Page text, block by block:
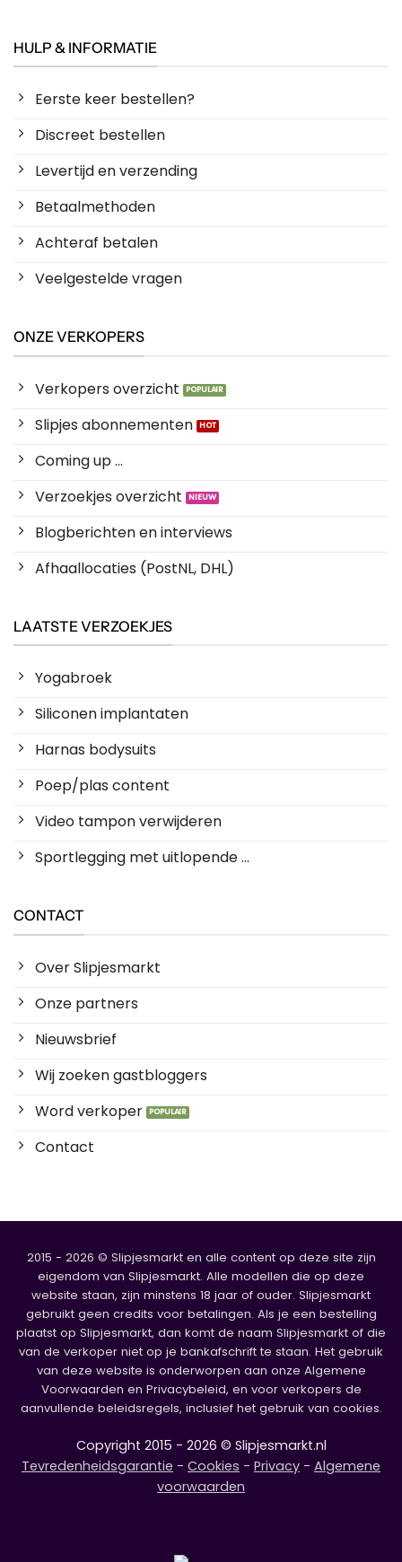
HULP & INFORMATIE
Eerste keer bestellen?
Discreet bestellen
Levertijd en verzending
Betaalmethoden
Achteraf betalen
Veelgestelde vragen
ONZE VERKOPERS
Verkopers overzicht
Slipjes abonnementen
Coming up ...
Verzoekjes overzicht
Blogberichten en interviews
Afhaallocaties (PostNL, DHL)
LAATSTE VERZOEKJES
Yogabroek
Siliconen implantaten
Harnas bodysuits
Poep/plas content
Video tampon verwijderen
Sportlegging met uitlopende ...
CONTACT
Over Slipjesmarkt
Onze partners
Nieuwsbrief
Wij zoeken gastbloggers
Word verkoper
Contact
2015 - 2026 © Slipjesmarkt en alle content op deze site zijn
eigendom van Slipjesmarkt. Alle modellen die op deze
website staan, zijn minstens 18 jaar of ouder. Slipjesmarkt
gebruikt geen credits voor betalingen. Als je een bestelling
plaatst op Slipjesmarkt, dan komt de naam Slipjesmarkt of die
van de verkoper niet op je bankafschrift te staan. Het gebruik
van deze website is onderworpen aan onze Algemene
Voorwaarden en Privacybeleid, en voor verkopers de
aanvullende beleidsregels, inclusief het gebruik van cookies.
Copyright 2015 - 2026 © Slipjesmarkt.nl
Tevredenheidsgarantie - Cookies - Privacy - Algemene
voorwaarden